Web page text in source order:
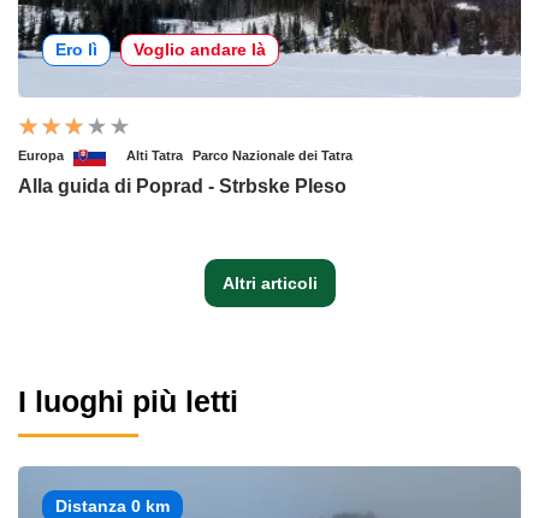
Ero lì Voglio andare là
Europa Alti Tatra Parco Nazionale dei Tatra
Alla guida di Poprad - Strbske Pleso
Altri articoli
I luoghi più letti
Distanza 0 km